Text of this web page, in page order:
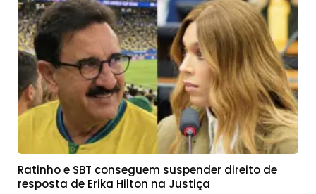
Ratinho e SBT conseguem suspender direito de
resposta de Erika Hilton na Justiça